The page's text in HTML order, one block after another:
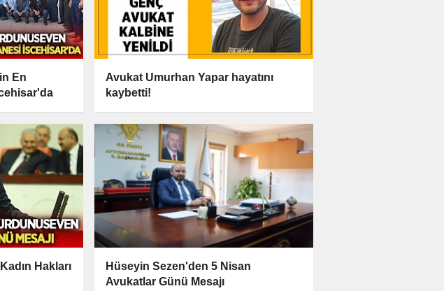
En
Avukat Umurhan Yapar hayatını
kaybetti!
Hakları
Hüseyin Sezen'den 5 Nisan
Avukatlar Günü Mesajı